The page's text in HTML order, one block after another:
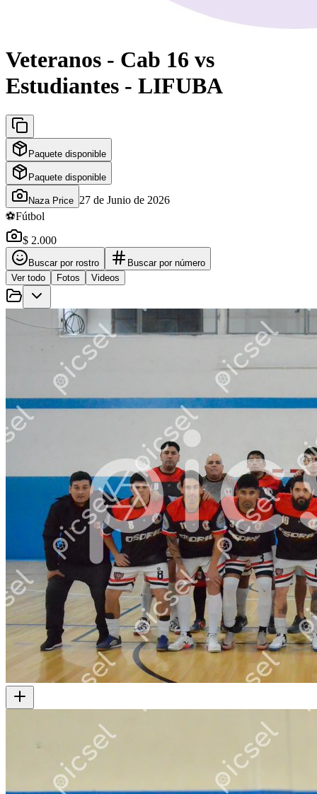
Veteranos - Cab 16 vs
Estudiantes - LIFUBA
Paquete disponible
Paquete disponible
Naza Price 27 de Junio de 2026
⚽Fútbol
$ 2.000
Buscar por rostro
Buscar por número
Ver todo
Fotos Videos